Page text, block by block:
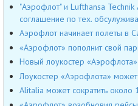
"Аэрофлот" и Lufthansa
соглашение по тех.
Аэрофлот начинает полеты в
«Аэрофлот» пополнит свой
Новый лоукостер
Лоукостер «Аэрофлота» может
Alitalia может сократить около